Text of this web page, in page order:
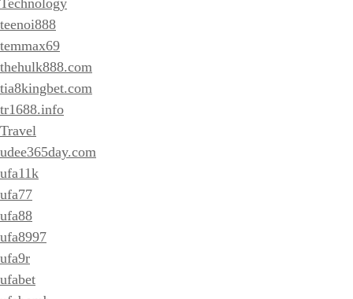
teenoi888
temmax69
thehulk888.com
tia8kingbet.com
tr1688.info
Travel
udee365day.com
ufa11k
ufa77
ufa88
ufa8997
ufa9r
ufabet